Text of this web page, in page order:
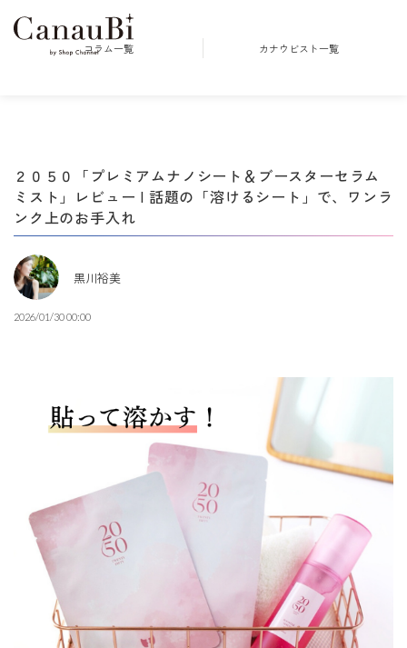
コラム一覧 カナウビスト一覧
２０５０「プレミアムナノシート＆ブースターセラム
ミスト」レビュー | 話題の「溶けるシート」で、ワンラ
ンク上のお手入れ
黒川裕美
2026/01/30 00:00